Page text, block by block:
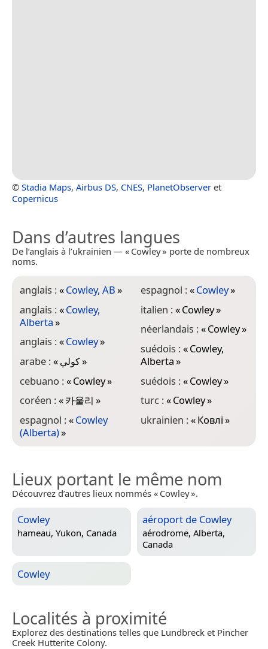
© Stadia Maps, Airbus DS, CNES, PlanetObserver et
Copernicus
Dans d’autres langues
De l’anglais à l’ukrainien — « Cowley » porte de nombreux
noms.
anglais :«Cowley, AB»
anglais :«Cowley,
Alberta»
anglais :«Cowley»
arabe :«كولي»
cebuano :«Cowley»
coréen :«카울리 »
espagnol :«Cowley
(Alberta)»
espagnol :«Cowley»
italien :«Cowley»
néerlandais :«Cowley»
suédois :«Cowley,
Alberta»
suédois :«Cowley»
turc :«Cowley»
ukrainien :«Ковлі»
Lieux portant le même nom
Découvrez d’autres lieux nommés « Cowley ».
Cowley
hameau, Yukon, Canada
aéroport de Cowley
aérodrome, Alberta,
Canada
Cowley
Localités à proximité
Explorez des destinations telles que Lundbreck et Pincher
Creek Hutterite Colony.